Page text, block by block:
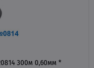
300м 0,60мм *